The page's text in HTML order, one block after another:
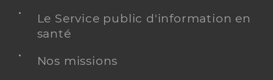
Le Service public d'information en
santé
Nos missions